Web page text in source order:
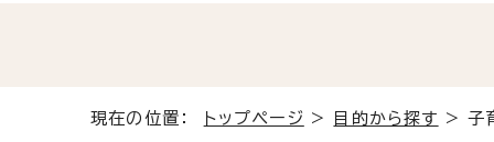
現在の位置： トップページ > 目的から探す > 子